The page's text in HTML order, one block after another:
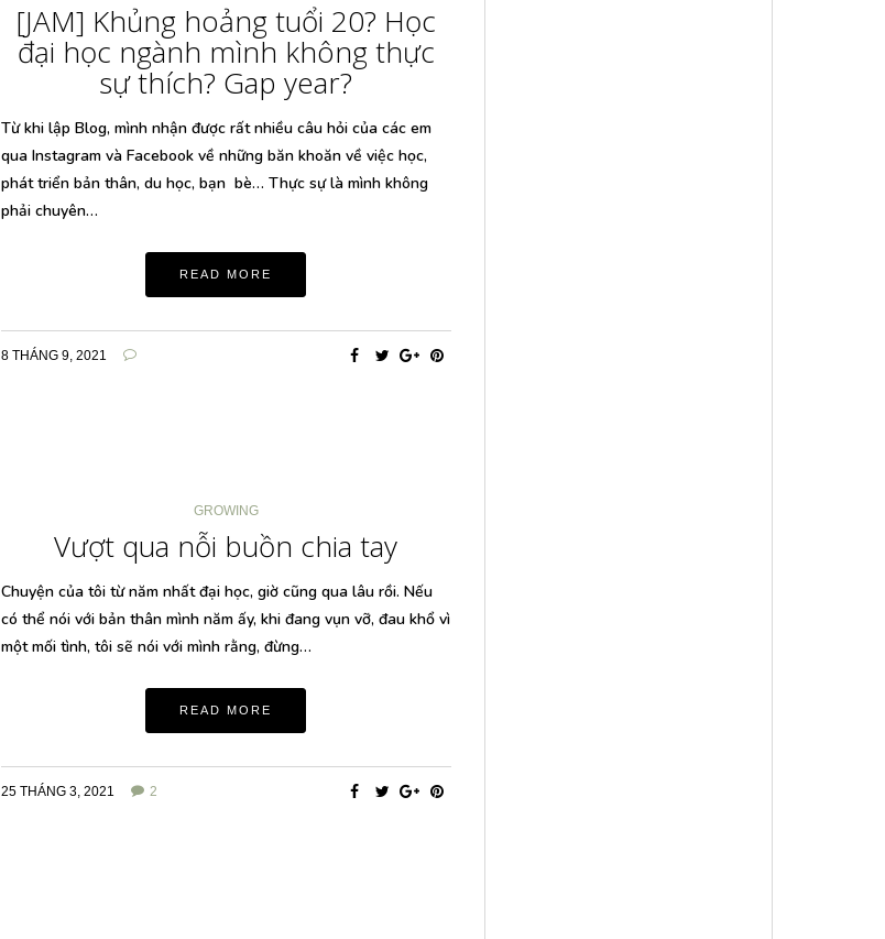
[JAM] Khủng hoảng tuổi 20? Học
đại học ngành mình không thực
sự thích? Gap year?
Từ khi lập Blog, mình nhận được rất nhiều câu hỏi của các em
qua Instagram và Facebook về những băn khoăn về việc học,
phát triển bản thân, du học, bạn bè… Thực sự là mình không
phải chuyên…
READ MORE
8 THÁNG 9, 2021
GROWING
Vượt qua nỗi buồn chia tay
Chuyện của tôi từ năm nhất đại học, giờ cũng qua lâu rồi. Nếu
có thể nói với bản thân mình năm ấy, khi đang vụn vỡ, đau khổ vì
một mối tình, tôi sẽ nói với mình rằng, đừng…
READ MORE
25 THÁNG 3, 2021 2